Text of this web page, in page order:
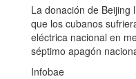
La donación de Beijing
que los cubanos
eléctrica nacional en
séptimo apagón
Infobae